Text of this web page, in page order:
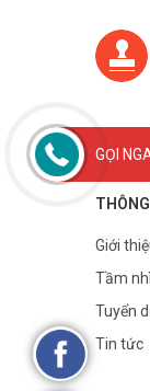
Giới
Tầm
Tuyển
Tin tức
GỌI